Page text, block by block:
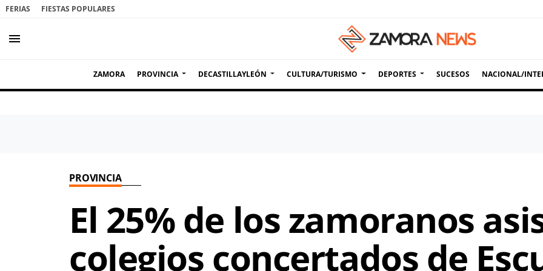
FERIAS FIESTAS POPULARES
menu
ZAMORA PROVINCIA DECASTILLAYLEÓN CULTURA/TURISMO DEPORTES SUCESOS NACIONAL/
PROVINCIA
El 25% de los zamoranos
colegios concertados de